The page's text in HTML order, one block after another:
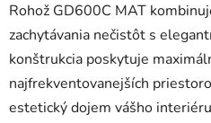
Rohož GD600C MAT
zachytávania nečistôt s
konštrukcia poskytuje
najfrekventovanejších
estetický dojem vášho